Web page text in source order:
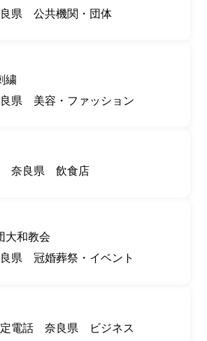
県 公共機関・団体
繍
県 美容・ファッション
奈良県 飲食店
大和教会
県 冠婚葬祭・イベント
電話 奈良県 ビジネス